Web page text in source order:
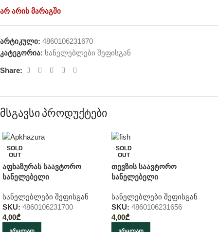
არ არის მარაგში
არტიკული: 4860106231670
კატეგორია: სანელებლები შეფისგან
Share:
მსგავსი პროდუქტები
SOLD
OUT
აფხაზურას საავტორო
სანელებელი
სანელებლები შეფისგან
SKU: 4860106231700
4,00₾
SOLD
OUT
თევზის საავტორო
სანელებელი
სანელებლები შეფისგან
SKU: 4860106231656
4,00₾